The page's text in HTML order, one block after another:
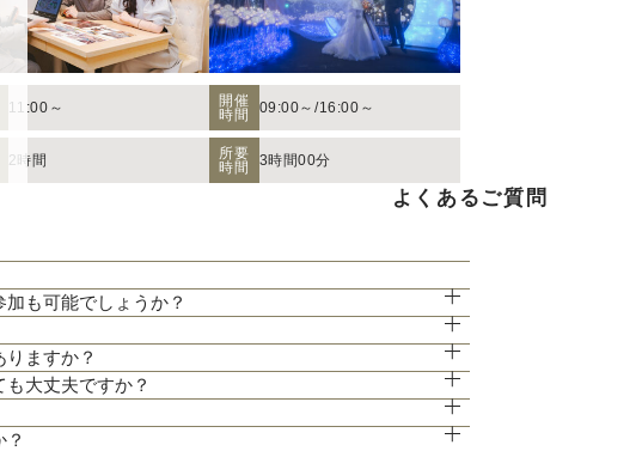
披露宴、パーティー等）や予算に応じたプランニングをさせていただき
婚式の真髄を感じていただける見学ツアー。広大な空間と圧倒的な美
な場所を、ぜひ実際にご体感ください♪
11:00～
2時間
開催
時間
09:00～/16:00～
所要
時間
3時間00分
よくあるご質問
西28丁目から約3分
駅下車 2番出口より徒歩約15分となっております。
も可能でしょうか？
ております。
必要なご案内にてご対応させて頂きます。
ますか？
ンナーよりご案内させて頂きますのでご安心ください。
大丈夫ですか？
併設の無料駐車場をご利用下さい。
でご安心ください。